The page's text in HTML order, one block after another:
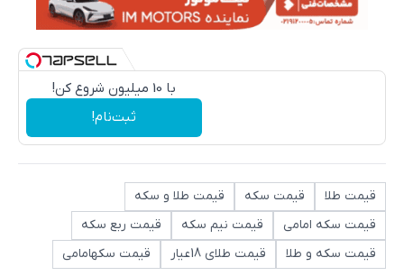
با 10 میلیون شروع کن!
ثبت‌نام!
قیمت طلا قیمت سکه
قیمت طلا و سکه
قیمت سکه امامی
قیمت نیم سکه
قیمت ربع سکه
قیمت سکه و طلا
قیمت طلای 18عیار قیمت سکهامامی